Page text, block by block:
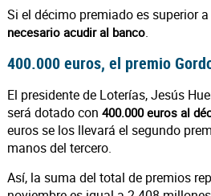
Si el décimo premiado es superior
necesario acudir al banco.
400.000 euros, el premio
El presidente de Loterías, Jesús
será dotado con 400.000 euros al
euros se los llevará el segundo
manos del tercero.
Así, la suma del total de premios